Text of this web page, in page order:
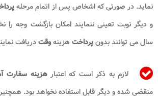
نماید. در صورتی که اشخاص پس از اتمام مرحله
سال می توانند بدونپرداخت هزینهوقتدریافت
لازم به ذکر است که اعتبارهزینه سفارت
منقضی شده و دیگر قابل استفاده نخواهد بود. همچنین